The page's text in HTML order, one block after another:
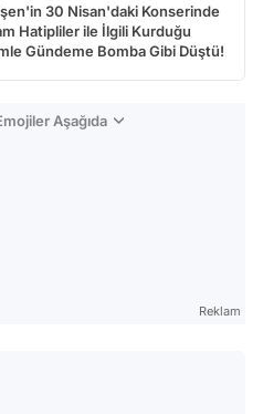
30 Nisan'daki Konserinde
Hatipliler ile İlgili Kurduğu
Gündeme Bomba Gibi Düştü!
Aşağıda
Reklam